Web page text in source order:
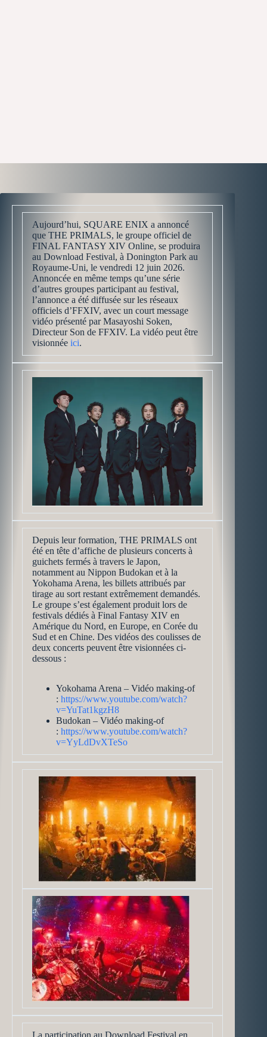
Aujourd’hui, SQUARE ENIX a annoncé
que THE PRIMALS, le groupe officiel de
FINAL FANTASY XIV Online, se produira
au Download Festival, à Donington Park au
Royaume-Uni, le vendredi 12 juin 2026.
Annoncée en même temps qu’une série
d’autres groupes participant au festival,
l’annonce a été diffusée sur les réseaux
officiels d’FFXIV, avec un court message
vidéo présenté par Masayoshi Soken,
Directeur Son de FFXIV. La vidéo peut être
visionnée ici.
Depuis leur formation, THE PRIMALS ont
été en tête d’affiche de plusieurs concerts à
guichets fermés à travers le Japon,
notamment au Nippon Budokan et à la
Yokohama Arena, les billets attribués par
tirage au sort restant extrêmement demandés.
Le groupe s’est également produit lors de
festivals dédiés à Final Fantasy XIV en
Amérique du Nord, en Europe, en Corée du
Sud et en Chine. Des vidéos des coulisses de
deux concerts peuvent être visionnées ci-
dessous :
Yokohama Arena – Vidéo making-of
: https://www.youtube.com/watch?
v=YuTat1kgzH8
Budokan – Vidéo making-of
: https://www.youtube.com/watch?
v=YyLdDvXTeSo
La participation au Download Festival en